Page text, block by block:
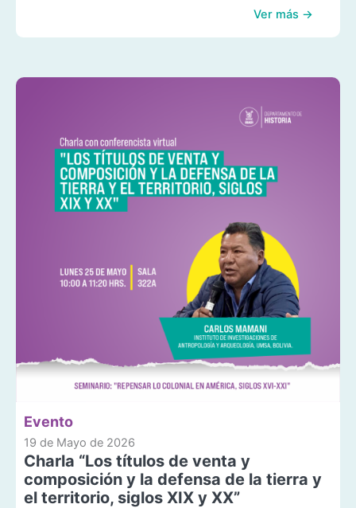
Ver más →
Evento
19 de Mayo de 2026
Charla “Los títulos de venta y
composición y la defensa de la tierra y
el territorio, siglos XIX y XX”